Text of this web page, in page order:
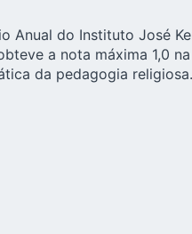
Anual do Instituto José
a nota máxima 1,0
da pedagogia religiosa.